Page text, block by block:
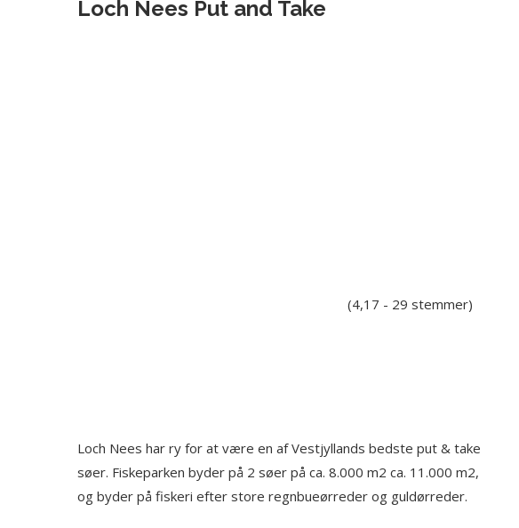
Loch Nees Put and Take
(4,17 - 29 stemmer)
Loch Nees har ry for at være en af Vestjyllands bedste put & take
søer. Fiskeparken byder på 2 søer på ca. 8.000 m2 ca. 11.000 m2,
og byder på fiskeri efter store regnbueørreder og guldørreder.